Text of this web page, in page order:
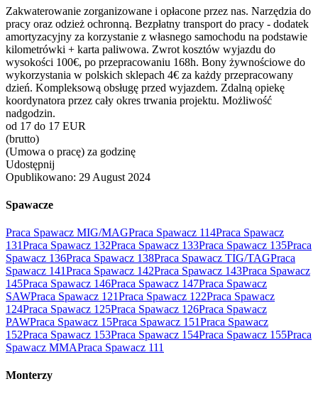
Zakwaterowanie zorganizowane i opłacone przez nas. Narzędzia do
pracy oraz odzież ochronną. Bezpłatny transport do pracy - dodatek
amortyzacyjny za korzystanie z własnego samochodu na podstawie
kilometrówki + karta paliwowa. Zwrot kosztów wyjazdu do
wysokości 100€, po przepracowaniu 168h. Bony żywnościowe do
wykorzystania w polskich sklepach 4€ za każdy przepracowany
dzień. Kompleksową obsługę przed wyjazdem. Zdalną opiekę
koordynatora przez cały okres trwania projektu. Możliwość
nadgodzin.
od 17 do 17 EUR
(brutto)
(Umowa o pracę) za godzinę
Udostępnij
Opublikowano: 29 August 2024
Spawacze
Praca Spawacz MIG/MAGPraca Spawacz 114Praca Spawacz
131Praca Spawacz 132Praca Spawacz 133Praca Spawacz 135Praca
Spawacz 136Praca Spawacz 138Praca Spawacz TIG/TAGPraca
Spawacz 141Praca Spawacz 142Praca Spawacz 143Praca Spawacz
145Praca Spawacz 146Praca Spawacz 147Praca Spawacz
SAWPraca Spawacz 121Praca Spawacz 122Praca Spawacz
124Praca Spawacz 125Praca Spawacz 126Praca Spawacz
PAWPraca Spawacz 15Praca Spawacz 151Praca Spawacz
152Praca Spawacz 153Praca Spawacz 154Praca Spawacz 155Praca
Spawacz MMAPraca Spawacz 111
Monterzy